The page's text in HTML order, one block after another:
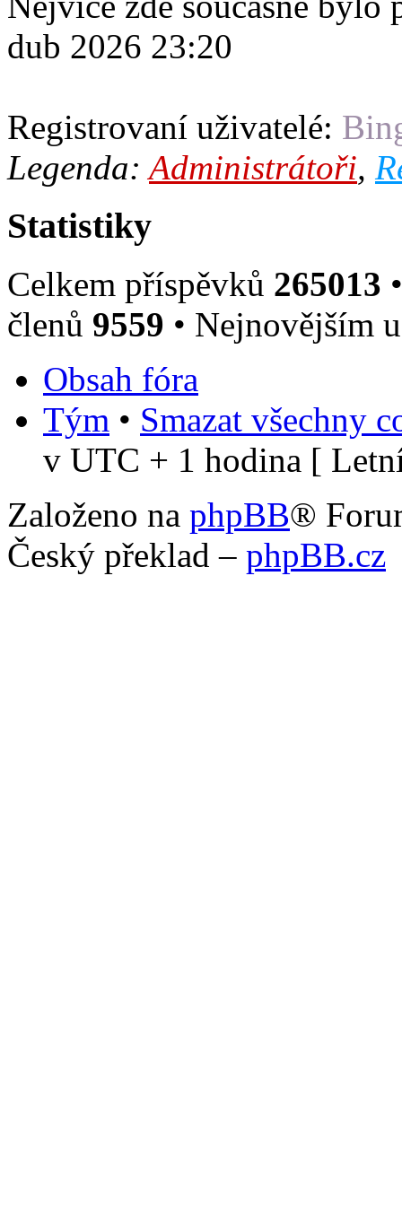
dub 2026 23:20
Registrovaní uživatelé:
Legenda:Administrátoři,
Statistiky
Celkem příspěvků 265013
členů 9559 • Nejnovějším
Obsah fóra
Tým • Smazat všechny
v UTC + 1 hodina [
Založeno na phpBB®
Český překlad – phpBB.cz